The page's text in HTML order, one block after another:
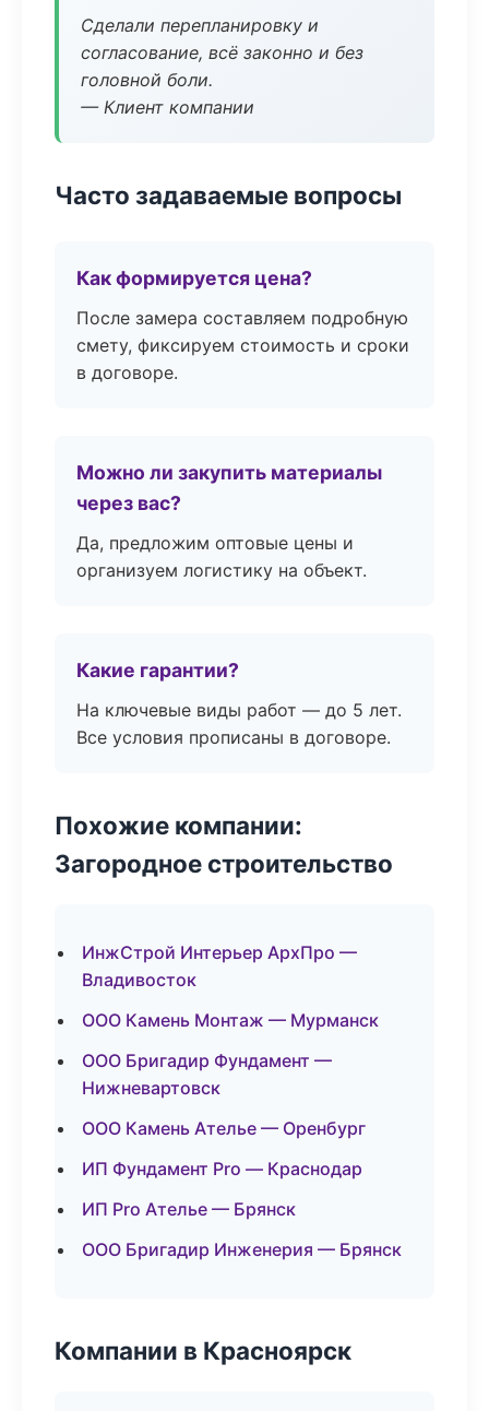
Сделали перепланировку и
согласование, всё законно и без
головной боли.
— Клиент компании
Часто задаваемые вопросы
Как формируется цена?
После замера составляем подробную
смету, фиксируем стоимость и сроки
в договоре.
Можно ли закупить материалы
через вас?
Да, предложим оптовые цены и
организуем логистику на объект.
Какие гарантии?
На ключевые виды работ — до 5 лет.
Все условия прописаны в договоре.
Похожие компании:
Загородное строительство
ИнжСтрой Интерьер АрхПро —
Владивосток
ООО Камень Монтаж — Мурманск
ООО Бригадир Фундамент —
Нижневартовск
ООО Камень Ателье — Оренбург
ИП Фундамент Pro — Краснодар
ИП Pro Ателье — Брянск
ООО Бригадир Инженерия — Брянск
Компании в Красноярск